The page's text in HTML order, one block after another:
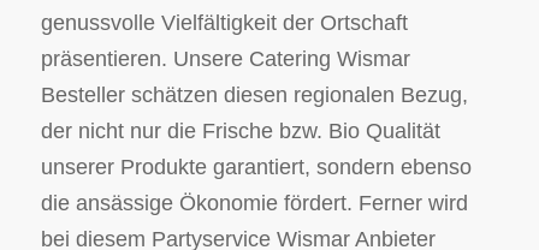
genussvolle Vielfältigkeit der Ortschaft
präsentieren. Unsere Catering Wismar
Besteller schätzen diesen regionalen Bezug,
der nicht nur die Frische bzw. Bio Qualität
unserer Produkte garantiert, sondern ebenso
die ansässige Ökonomie fördert. Ferner wird
bei diesem Partyservice Wismar Anbieter